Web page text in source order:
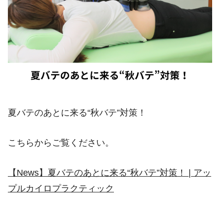
夏バテのあとに来る“秋バテ”対策！
こちらからご覧ください。
【News】夏バテのあとに来る“秋バテ”対策！ | アッ
プルカイロプラクティック